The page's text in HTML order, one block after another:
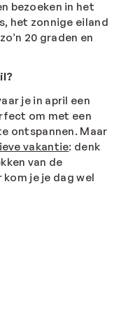
bezoeken in het
het zonnige eiland
20 graden en
je in april een
om met een
ontspannen. Maar
vakantie: denk
van de
je je dag wel